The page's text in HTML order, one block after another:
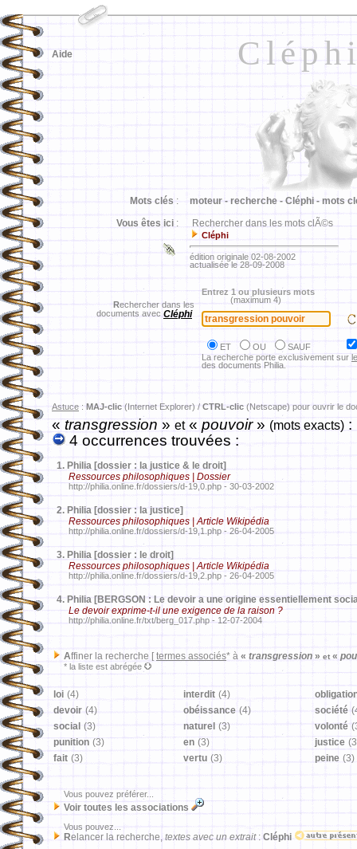
Aide
Mots clés : moteur - recherche - Cléphi - mots
Vous êtes ici : Rechercher dans les mots clÃ©s
Cléphi
édition originale 02-08-2002
actualisée le 28-09-2008
Rechercher dans les
documents avec Cléphi
Entrez 1 ou plusieurs mots
(maximum 4)
ET OU
SAUF
La recherche porte exclusivement sur
des documents Philia.
Astuce : MAJ-clic (Internet Explorer) / CTRL-clic (Netscape) pour ouvrir le
«transgression » et« pouvoir» (mots exacts) :
4 occurrences trouvées :
1. Philia [dossier : la justice & le droit]
Ressources philosophiques | Dossier
http://philia.online.fr/dossiers/d-19,0.php - 30-03-2002
2. Philia [dossier : la justice]
Ressources philosophiques | Article Wikipédia
http://philia.online.fr/dossiers/d-19,1.php - 26-04-2005
3. Philia [dossier : le droit]
Ressources philosophiques | Article Wikipédia
http://philia.online.fr/dossiers/d-19,2.php - 26-04-2005
4. Philia [BERGSON : Le devoir a une origine essentiellement
Le devoir exprime-t-il une exigence de la raison ?
http://philia.online.fr/txt/berg_017.php - 12-07-2004
Affiner la recherche [ termes associés* à « transgression » et «
* la liste est abrégée
loi (4) interdit (4)
devoir (4) obéissance (4) société
social (3) naturel (3) volonté
punition (3) en (3) justice
fait (3) vertu (3) peine (3)
Vous pouvez préférer...
Voir toutes les associations
Vous pouvez...
Relancer la recherche, textes avec un extrait: Cléphi